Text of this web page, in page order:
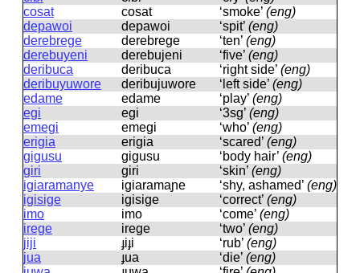
cosat
cosat ‘smoke’ (eng)
depawoi
depawoi ‘spit’ (eng)
derebrege
derebreɡe ‘ten’ (eng)
derebuyeni
derebujeni ‘five’ (eng)
deribuca
deribuca ‘right side’ (eng)
deribuyuwore
deribujuwore ‘left side’ (eng)
edame
edame ‘play’ (eng)
egi
eɡi ‘3sg’ (eng)
emegi
emeɡi ‘who’ (eng)
erigia
eriɡia ‘scared’ (eng)
gigusu
ɡiɡusu ‘body hair’ (eng)
giri
ɡiri ‘skin’ (eng)
igiaramanye
iɡiaramaɲe ‘shy, ashamed’ (eng)
igisige
iɡisiɡe ‘correct’ (eng)
imo
imo ‘come’ (eng)
irege
ireɡe ‘two’ (eng)
jiji
ɟiɟi ‘rub’ (eng)
jua
ɟua ‘die’ (eng)